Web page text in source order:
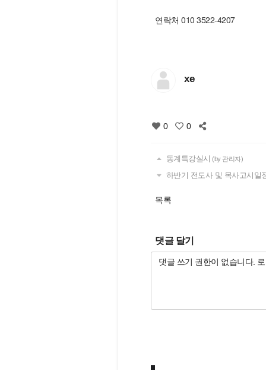
연락처 010 3522-4207
xe
0 0
동계특강실시 (by 관리자)
하반기 전도사 및 목사고시일
목록
댓글 달기